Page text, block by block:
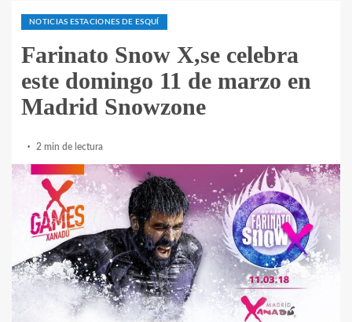
NOTICIAS ESTACIONES DE ESQUÍ
Farinato Snow X,se celebra
este domingo 11 de marzo en
Madrid Snowzone
2 min de lectura